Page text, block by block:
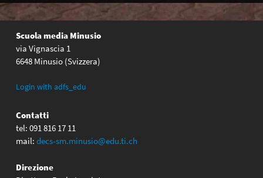
Scuola media Minusio
via Vignascia 1
6648 Minusio (Svizzera)
Login with adfs_edu
Contatti
tel: 091 816 17 11
mail: decs-sm.minusio@edu.ti.ch
Direzione